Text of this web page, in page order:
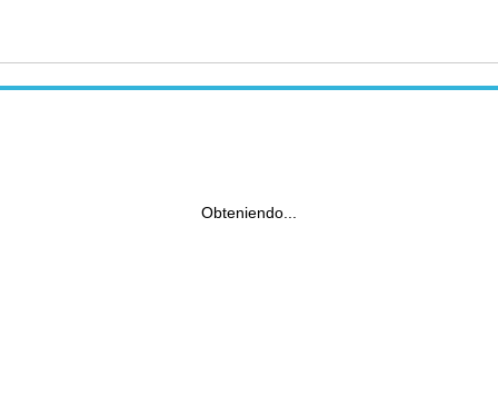
Obteniendo...